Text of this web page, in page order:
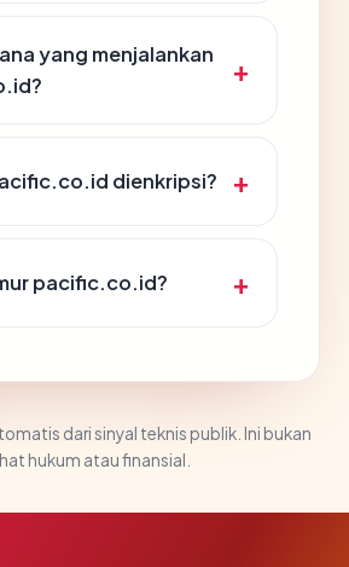
yang menjalankan
dienkripsi?
pacific.co.id?
dari sinyal teknis publik. Ini bukan
hukum atau finansial.